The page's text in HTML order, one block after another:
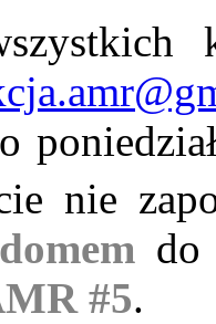
nie
domem do
#5.